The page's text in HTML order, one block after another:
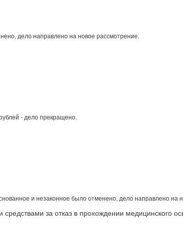
дело направлено на новое рассмотрение.
- дело прекращено.
и незаконное было отменено, дело направлено на
за отказ в прохождении медицинского